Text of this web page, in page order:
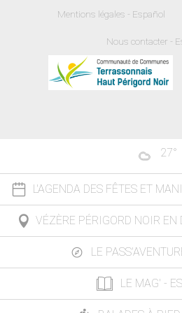
Mentions légales - Español
Nous contacter -
27°
L'AGENDA DES FÊTES ET
VÉZÈRE PÉRIGORD NOIR EN
LE
LE MAG' -